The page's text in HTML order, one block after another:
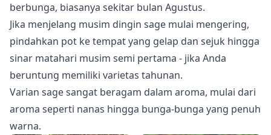
berbunga, biasanya sekitar bulan Agustus.
Jika menjelang musim dingin sage mulai mengering,
pindahkan pot ke tempat yang gelap dan sejuk hingga
sinar matahari musim semi pertama - jika Anda
beruntung memiliki varietas tahunan.
Varian sage sangat beragam dalam aroma, mulai dari
aroma seperti nanas hingga bunga-bunga yang penuh
warna.